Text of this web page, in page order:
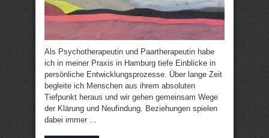
Als Psychotherapeutin und Paartherapeutin habe
ich in meiner Praxis in Hamburg tiefe Einblicke in
persönliche Entwicklungsprozesse. Über lange Zeit
begleite ich Menschen aus ihrem absoluten
Tiefpunkt heraus und wir gehen gemeinsam Wege
der Klärung und Neufindung. Beziehungen spielen
dabei immer ...